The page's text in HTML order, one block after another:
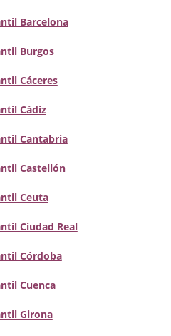
Barcelona
Burgos
Cáceres
Cádiz
Cantabria
Castellón
Ceuta
Ciudad Real
Córdoba
Cuenca
Girona